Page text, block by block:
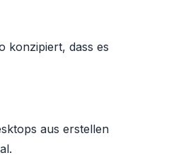
konzipiert, dass es
aus erstellen